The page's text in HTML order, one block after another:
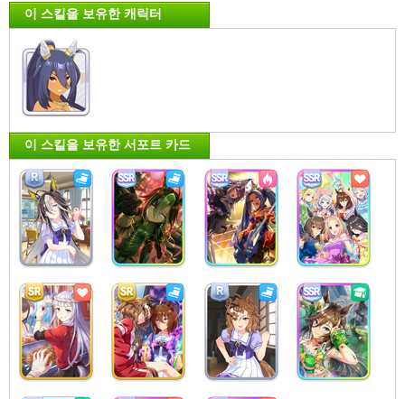
이 스킬을 보유한 캐릭터
이 스킬을 보유한 서포트 카드